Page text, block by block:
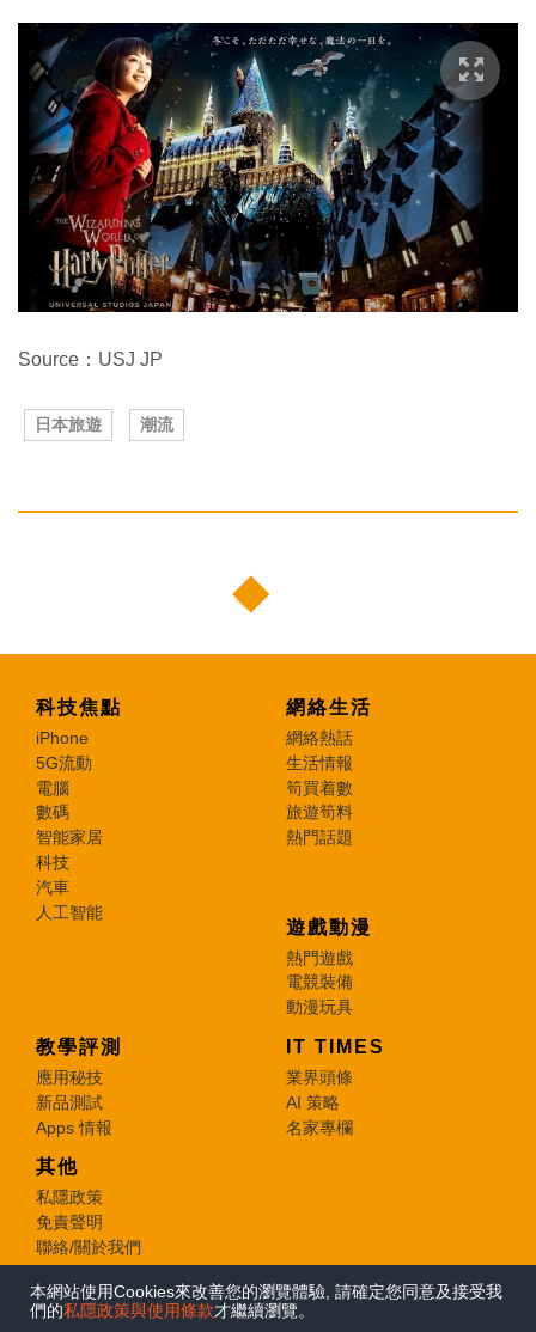
Source：USJ JP
日本旅遊 潮流
科技焦點
iPhone
5G流動
電腦
數碼
智能家居
科技
汽車
人工智能
網絡生活
網絡熱話
生活情報
筍買着數
旅遊筍料
熱門話題
遊戲動漫
熱門遊戲
電競裝備
動漫玩具
教學評測
應用秘技
新品測試
Apps 情報
IT TIMES
業界頭條
AI 策略
名家專欄
其他
私隱政策
免責聲明
聯絡/關於我們
© 2026 e-zone. All Rights Reserved.
本網站使用Cookies來改善您的瀏覽體驗, 請確定您同意及接受我
們的私隱政策與使用條款才繼續瀏覽。